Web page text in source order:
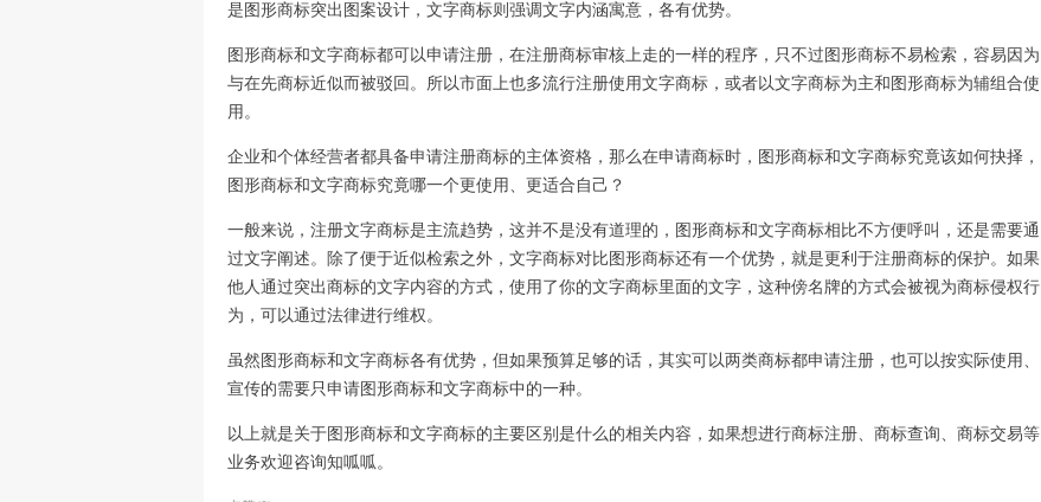
是图形商标突出图案设计，文字商标则强调文字内涵寓意，各有优势。
图形商标和文字商标都可以申请注册，在注册商标审核上走的一样的程序，只不过图形商标不易检索，容易因为
与在先商标近似而被驳回。所以市面上也多流行注册使用文字商标，或者以文字商标为主和图形商标为辅组合使
用。
企业和个体经营者都具备申请注册商标的主体资格，那么在申请商标时，图形商标和文字商标究竟该如何抉择，
图形商标和文字商标究竟哪一个更使用、更适合自己？
一般来说，注册文字商标是主流趋势，这并不是没有道理的，图形商标和文字商标相比不方便呼叫，还是需要通
过文字阐述。除了便于近似检索之外，文字商标对比图形商标还有一个优势，就是更利于注册商标的保护。如果
他人通过突出商标的文字内容的方式，使用了你的文字商标里面的文字，这种傍名牌的方式会被视为商标侵权行
为，可以通过法律进行维权。
虽然图形商标和文字商标各有优势，但如果预算足够的话，其实可以两类商标都申请注册，也可以按实际使用、
宣传的需要只申请图形商标和文字商标中的一种。
以上就是关于图形商标和文字商标的主要区别是什么的相关内容，如果想进行商标注册、商标查询、商标交易等
业务欢迎咨询知呱呱。